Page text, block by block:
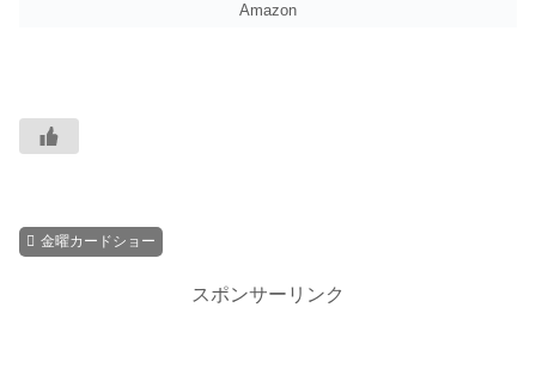
Amazon
金曜カードショー
スポンサーリンク